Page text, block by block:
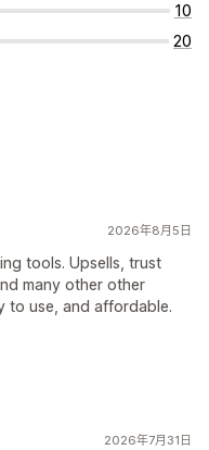
10
20
2026年8月5日
tools. Upsells, trust
many other other
to use, and affordable.
2026年7月31日